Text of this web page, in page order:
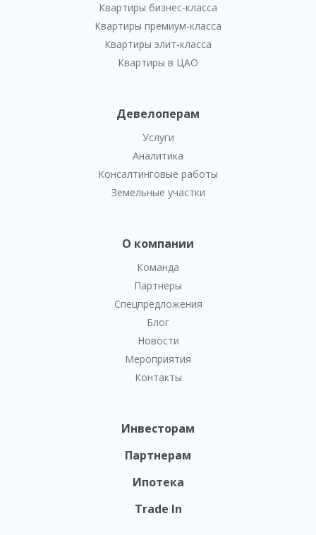
Квартиры бизнес-класса
Квартиры премиум-класса
Квартиры элит-класса
Квартиры в ЦАО
Девелоперам
Услуги
Аналитика
Консалтинговые работы
Земельные участки
О компании
Команда
Партнеры
Спецпредложения
Блог
Новости
Мероприятия
Контакты
Инвесторам
Партнерам
Ипотека
Trade In